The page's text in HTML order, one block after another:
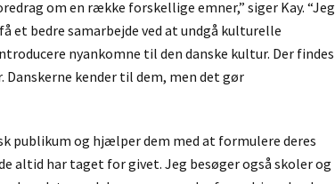
om en række forskellige emner,” siger Kay. “Jeg
et bedre samarbejde ved at undgå kulturelle
nyankomne til den danske kultur. Der findes
Danskerne kender til dem, men det gør
publikum og hjælper dem med at formulere deres
altid har taget for givet. Jeg besøger også skoler og